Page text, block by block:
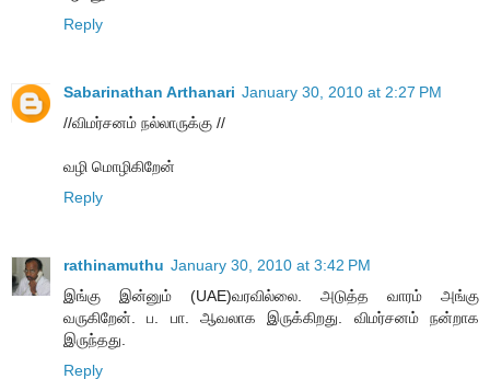
Reply
Sabarinathan Arthanari January 30, 2010 at 2:27 PM
//விமர்சனம் நல்லாருக்கு //
வழி மொழிகிறேன்
Reply
rathinamuthu January 30, 2010 at 3:42 PM
இங்கு இன்னும் (UAE)வரவில்லை. அடுத்த வாரம் அங்கு
வருகிறேன். ப. பா. ஆவலாக இருக்கிறது. விமர்சனம் நன்றாக
இருந்தது.
Reply